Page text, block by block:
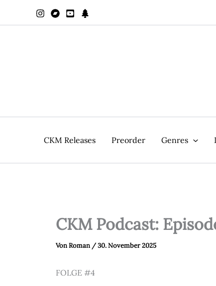
CKM Releases Preorder Genres
CKM Podcast:
VonRoman /30. November 2025
FOLGE #4